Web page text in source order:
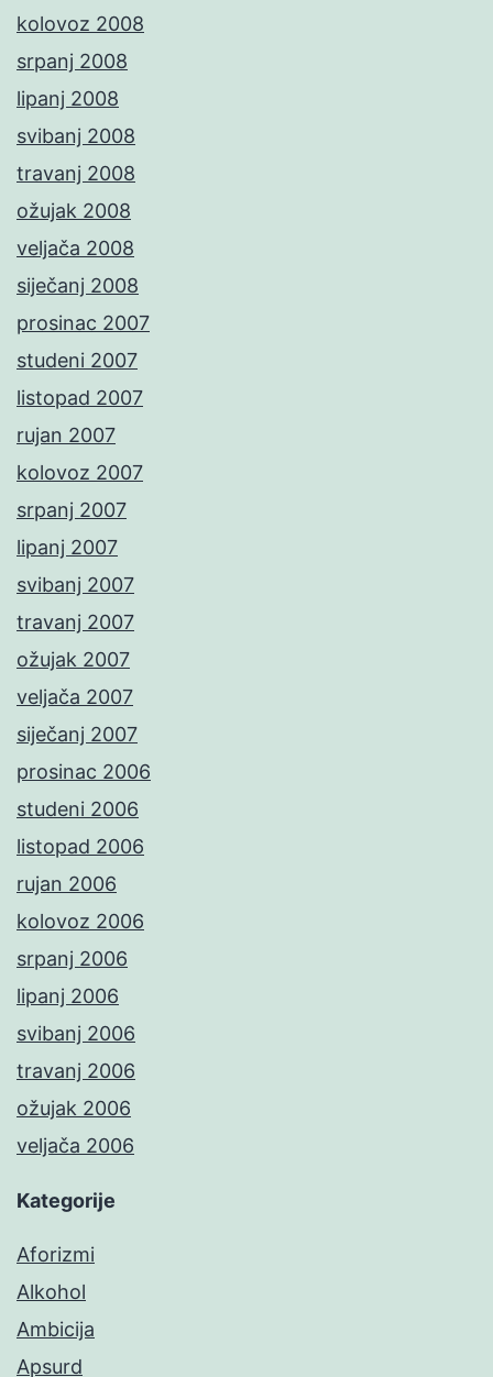
kolovoz 2008
srpanj 2008
lipanj 2008
svibanj 2008
travanj 2008
ožujak 2008
veljača 2008
siječanj 2008
prosinac 2007
studeni 2007
listopad 2007
rujan 2007
kolovoz 2007
srpanj 2007
lipanj 2007
svibanj 2007
travanj 2007
ožujak 2007
veljača 2007
siječanj 2007
prosinac 2006
studeni 2006
listopad 2006
rujan 2006
kolovoz 2006
srpanj 2006
lipanj 2006
svibanj 2006
travanj 2006
ožujak 2006
veljača 2006
Kategorije
Aforizmi
Alkohol
Ambicija
Apsurd